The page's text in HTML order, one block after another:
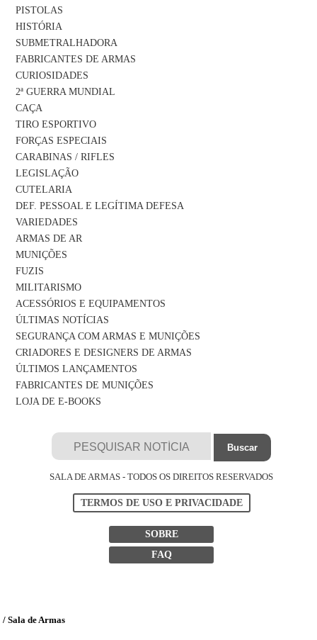
PISTOLAS
HISTÓRIA
SUBMETRALHADORA
FABRICANTES DE ARMAS
CURIOSIDADES
2ª GUERRA MUNDIAL
CAÇA
TIRO ESPORTIVO
FORÇAS ESPECIAIS
CARABINAS / RIFLES
LEGISLAÇÃO
CUTELARIA
DEF. PESSOAL E LEGÍTIMA DEFESA
VARIEDADES
ARMAS DE AR
MUNIÇÕES
FUZIS
MILITARISMO
ACESSÓRIOS E EQUIPAMENTOS
ÚLTIMAS NOTÍCIAS
SEGURANÇA COM ARMAS E MUNIÇÕES
CRIADORES E DESIGNERS DE ARMAS
ÚLTIMOS LANÇAMENTOS
FABRICANTES DE MUNIÇÕES
LOJA DE E-BOOKS
SALA DE ARMAS - TODOS OS DIREITOS RESERVADOS
TERMOS DE USO E PRIVACIDADE
SOBRE
FAQ
/ Sala de Armas